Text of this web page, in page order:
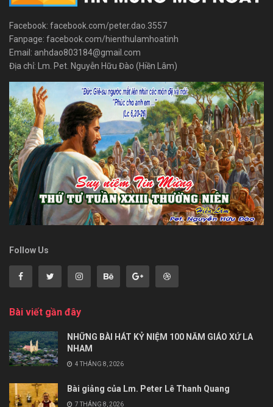
Facebook: facebook.com/peter.dao.3557
Fanpage: facebook.com/hienthulamhoatinh
Email: anhdao803184@gmail.com
Địa chỉ: Lm. Pet. Nguyễn Hữu Đào (Hiền Lâm)
Follow Us
Bài viết gần đây
NHỮNG BÀI HÁT KỶ NIỆM 100 NĂM GIÁO XỨ LA
NHAM
4 THÁNG 8, 2026
Bài giảng của Lm. Peter Lê Thanh Quang
7 THÁNG 8, 2026